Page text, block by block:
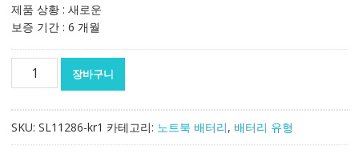
제품 상황 : 새로운
보증 기간 : 6 개월
터
장바구니
SKU: SL11286-kr1 카테고리: 노트북 배터리, 배터리 유형